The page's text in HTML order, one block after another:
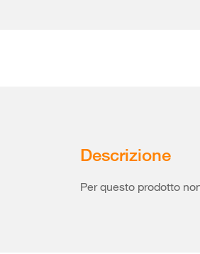
Descrizione
Per questo prodotto